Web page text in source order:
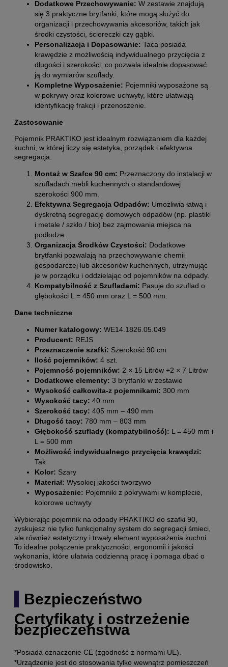
Dodatkowe Przechowywanie: W zestawie znajdują
się 3 praktyczne brytfanki, które mogą służyć do
organizacji i przechowywania akcesoriów, takich jak
środki czystości, ściereczki czy gąbki.
Personalizacja i Dopasowanie: Taca posiada
krawędzie z możliwością indywidualnego przycięcia z
długości i szerokości, co pozwala idealnie dopasować
ją do wymiarów szuflady.
Kompletne Wyposażenie: Pojemniki wyposażone są
w pokrywy oraz kolorowe uchwyty, które ułatwiają
identyfikację frakcji i przenoszenie.
Zastosowanie
Pojemnik PRAKTIKO jest idealnym rozwiązaniem dla każdej
kuchni, w której liczy się estetyka, porządek i efektywna
segregacja.
Montaż w Szafce 90 cm: Przeznaczony do instalacji w
szufladach mebli kuchennych o standardowej
szerokości 900 mm.
Efektywna Segregacja Odpadów: Umożliwia łatwą i
dyskretną segregację domowych odpadów (np. plastiki
i metale / szkło / bio) bez zajmowania miejsca na
podłodze.
Organizacja Środków Czystości: Dodatkowe
brytfanki pozwalają na przechowywanie chemii
gospodarczej lub akcesoriów kuchennych, utrzymując
je w porządku i oddzielając od pojemników na odpady.
Kompatybilność z Szufladami: Pasuje do szuflad o
głębokości L = 450 mm oraz L = 500 mm.
Dane techniczne
Numer katalogowy: WE14.1826.05.049
Producent: REJS
Przeznaczenie szafki: Szerokość 90 cm
Ilość pojemników: 4 szt.
Pojemność pojemników: 2 × 15 Litrów +2 × 7 Litrów
Dodatkowe elementy: 3 brytfanki w zestawie
Wysokość całkowita-z pojemnikami: 300 mm
Wysokość tacy: 40 mm
Szerokość tacy: 405 mm – 490 mm
Długość tacy: 780 mm – 803 mm
Głębokość szuflady (kompatybilność): L = 450 mm i
L = 500 mm
Możliwość indywidualnego przycięcia krawędzi:
Tak
Kolor: Szary
Materiał: Wysokiej jakości tworzywo
Wyposażenie: Pojemniki z pokrywami w komplecie,
kolorowe uchwyty
Wybierając pojemnik na odpady PRAKTIKO do szafki 90,
zyskujesz nie tylko funkcjonalny system do segregacji śmieci,
ale również estetyczny i trwały element wyposażenia kuchni.
To idealne połączenie praktyczności, ergonomii i jakości
wykonania, które ułatwia codzienną pracę i pomaga dbać o
środowisko.
Bezpieczeństwo
Certyfikaty i ostrzeżenie
bezpieczeństwa
*Posiada oznaczenie CE (zgodność z normami UE).
*Urządzenie jest do stosowania tylko wewnątrz pomieszczeń